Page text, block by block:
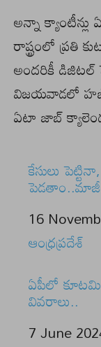
అన్నా క్యాంటీన్లు
రాష్ట్రంలో ప్రతి
అందరికీ డిజిటల్‌
విజయవాడలో
ఏటా జాబ్‌
కేసులు
Date
16
In relation to
ఆంధ్రప్రదేశ్
ఏపీలో కూటమి
వివరాలు..
Date
7 June